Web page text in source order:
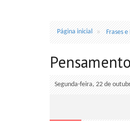
Página inicial Frases
Pensamento
Segunda-feira, 22 de